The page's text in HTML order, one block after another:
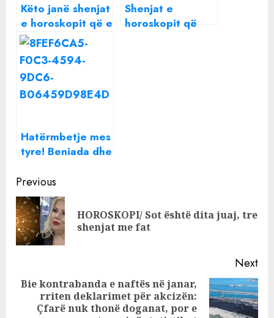
Këto janë shenjat
e horoskopit që e
urrejnë njëra –
Shenjat e
horoskopit që
Hatërmbetje mes
tyre! Beniada dhe
‘përballen’ për
herë të parë me
njëra-tjetrën
Continue
Reading
Previous
HOROSKOPI/ Sot është dita juaj, tre
shenjat me fat
Next
Next
Bie kontrabanda e naftës në janar,
rriten deklarimet për akcizën:
Çfarë nuk thonë doganat, por e